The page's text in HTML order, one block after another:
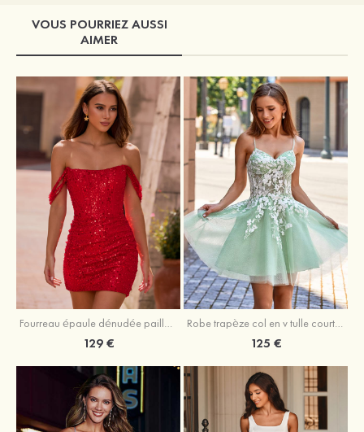
VOUS POURRIEZ AUSSI
AIMER
Fourreau épaule dénudée paillettes courte/mini robe de fête de la rentrée avec perles
129 €
Robe trapèze col en v tulle courte/mini robe de fête de la rentrée
125 €